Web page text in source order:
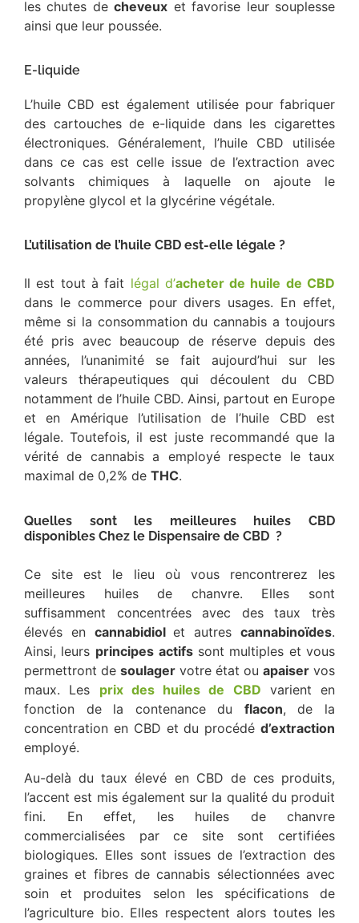
les chutes decheveux et favorise leur souplesse
ainsi que leur poussée.
E-liquide
L’huile CBD est également utilisée pour fabriquer
des cartouches de e-liquide dans les cigarettes
électroniques. Généralement, l’huile CBD utilisée
dans ce cas est celle issue de l’extraction avec
solvants chimiques à laquelle on ajoute le
propylène glycol et la glycérine végétale.
L’utilisation de l’huile CBD est-elle légale ?
Il est tout à fait légal d’acheter de huile de CBD
dans le commerce pour divers usages. En effet,
même si la consommation du cannabis a toujours
été pris avec beaucoup de réserve depuis des
années, l’unanimité se fait aujourd’hui sur les
valeurs thérapeutiques qui découlent du CBD
notamment de l’huile CBD. Ainsi, partout en Europe
et en Amérique l’utilisation de l’huile CBD est
légale. Toutefois, il est juste recommandé que la
vérité de cannabis a employé respecte le taux
maximal de 0,2% de THC.
Quelles sont les meilleures huiles CBD
disponibles Chez le Dispensaire de CBD ?
Ce site est le lieu où vous rencontrerez les
meilleures huiles de chanvre. Elles sont
suffisamment concentrées avec des taux très
élevés en cannabidiolet autrescannabinoïdes.
Ainsi, leurs principes actifssont multiples et vous
permettront de soulager votre état ou apaiser vos
maux. Les prix des huiles de CBD varient en
fonction de la contenance du flacon, de la
concentration en CBD et du procédé d’extraction
employé.
Au-delà du taux élevé en CBD de ces produits,
l’accent est mis également sur la qualité du produit
fini. En effet, les huiles de chanvre
commercialisées par ce site sont certifiées
biologiques. Elles sont issues de l’extraction des
graines et fibres de cannabis sélectionnées avec
soin et produites selon les spécifications de
l’agriculture bio. Elles respectent alors toutes les